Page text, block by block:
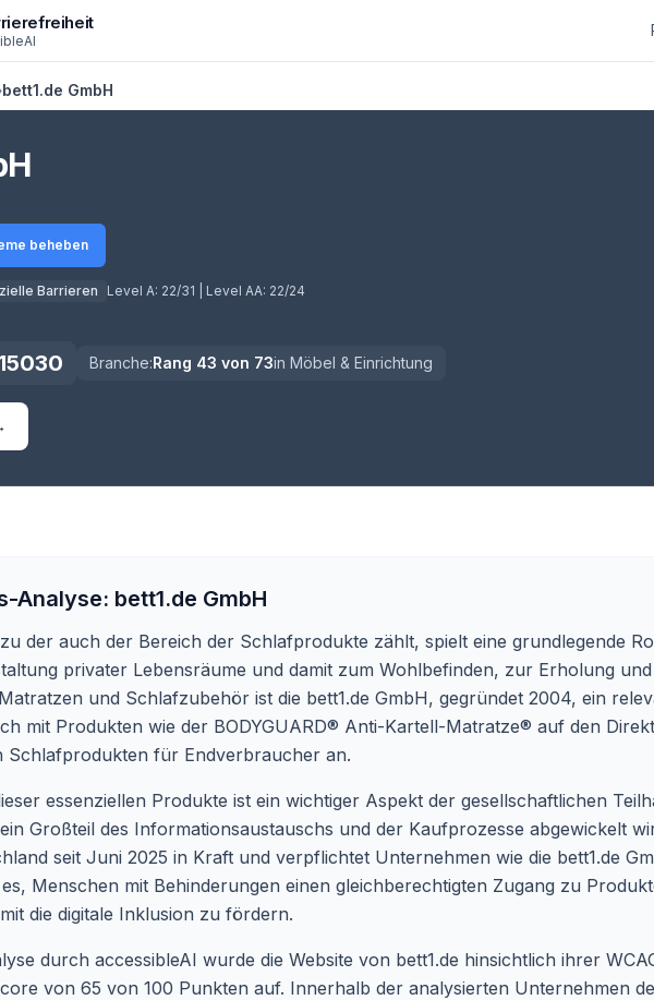
bett1.de GmbH
beheben
Barrieren Level A: 22/31 | Level AA: 22/24
Branche:Rang 43 von 73in Möbel & Einrichtung
Analyse: bett1.de GmbH
der auch der Bereich der Schlafprodukte zählt, spielt eine grundlegende
privater Lebensräume und damit zum Wohlbefinden, zur Erholung
und Schlafzubehör ist die bett1.de GmbH, gegründet 2004, ein
mit Produkten wie der BODYGUARD® Anti-Kartell-Matratze® auf den
Schlafprodukten für Endverbraucher an.
essenziellen Produkte ist ein wichtiger Aspekt der gesellschaftlichen
Großteil des Informationsaustauschs und der Kaufprozesse abgewickelt
seit Juni 2025 in Kraft und verpflichtet Unternehmen wie die bett1.de
Menschen mit Behinderungen einen gleichberechtigten Zugang zu
die digitale Inklusion zu fördern.
durch accessibleAI wurde die Website von bett1.de hinsichtlich ihrer
von 65 von 100 Punkten auf. Innerhalb der analysierten Unternehmen